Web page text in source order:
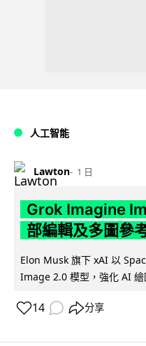
人工智能
Lawton 1 日
Grok Imagine
部編輯及多圖參
Elon Musk 旗下 xAI 以
Image 2.0 模型，強化 AI 繪
14 分享